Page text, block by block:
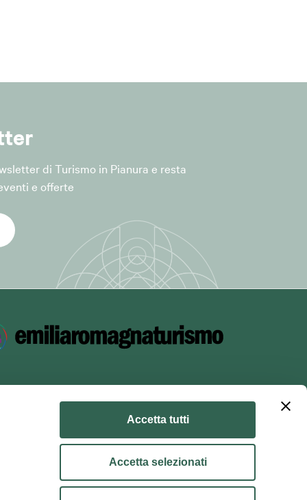
Accetta tutti
Accetta selezionati
di Turismo in Pianura e resta
e offerte
6, par. 1,
del
servizio,
di
(ad
di
dati.